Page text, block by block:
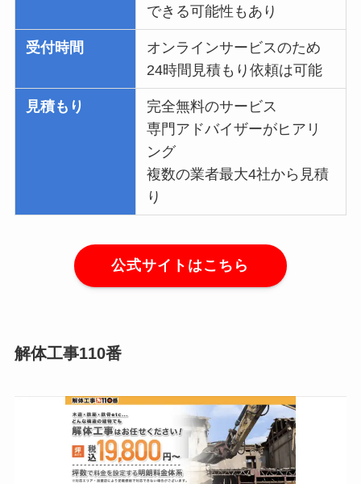
できる可能性もあり
受付時間
オンラインサービスのため
24時間見積もり依頼は可能
見積もり
完全無料のサービス
専門アドバイザーがヒアリ
ング
複数の業者最大4社から見積
り
公式サイトはこちら
解体工事110番